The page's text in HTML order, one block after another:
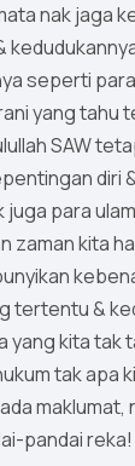
nak jaga
seperti
yang tahu
SAW
diri
para
zaman kita
tertentu &
yang kita tak
tak apa
maklumat,
pandai reka!